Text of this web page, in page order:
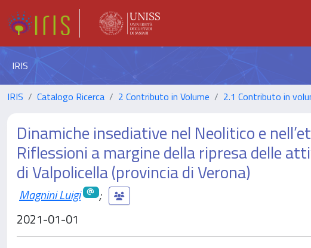
IRIS
IRIS Catalogo Ricerca 2 Contributo in Volume 2.1 Contributo in
Dinamiche insediative nel Neolitico e
Riflessioni a margine della ripresa delle
di Valpolicella (provincia di Verona)
Magnini Luigi
;
2021-01-01